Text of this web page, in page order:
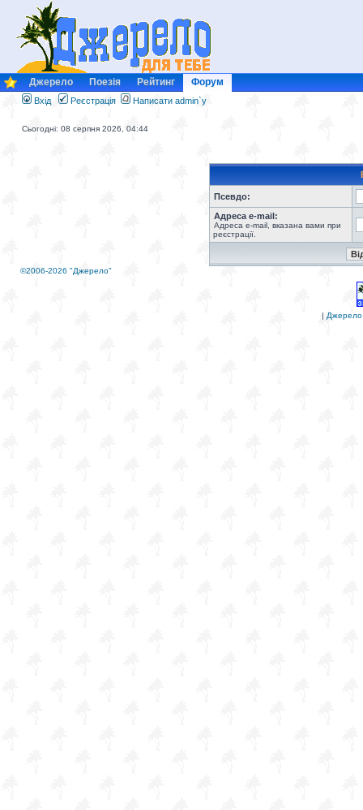
Джерело Поезія Рейтинг Форум
Вхід Реєстрація Написати admin`у
Сьогодні: 08 серпня 2026, 04:44
Псевдо:
Адреса e-mail:
Адреса e-mail, вказана вами при
реєстрації.
©2006-2026 "Джерело"
| Джерело